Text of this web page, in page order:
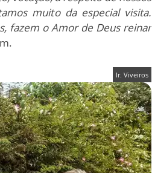
muito da especial visita.
fazem o Amor de Deus reinar
Ir. Viveiros